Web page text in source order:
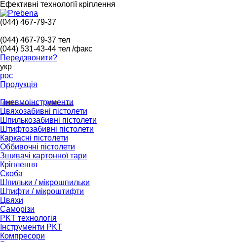
Ефективні технології кріплення
(044) 467-79-37
(044) 467-79-37 тел
(044) 531-43-44 тел /факс
Передзвонити?
укр
рос
Продукція
Пневмоінструменти
Цвяхозабивні пістолети
Шпилькозабивні пістолети
Штифтозабивні пістолети
Каркасні пістолети
Оббивочні пістолети
Зшивачі картонної тари
Кріплення
Скоба
Шпильки / мікрошпильки
Штифти / мікроштифти
Цвяхи
Саморізи
PKT технологія
Інструменти PKT
Компресори